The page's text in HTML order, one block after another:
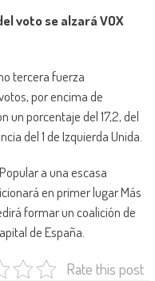
voto se alzará VOX
tercera fuerza
por encima de
un porcentaje del 17,2, del
del 1 de Izquierda Unida.
a una escasa
en primer lugar Más
formar un coalición de
de España.
Rate this post